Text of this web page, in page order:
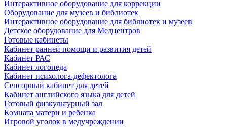
Интерактивное оборудование для коррекции
Оборудование для музеев и библиотек
Интерактивное оборудование для библиотек и музеев
Детское оборудование для Медцентров
Готовые кабинеты
Кабинет ранней помощи и развития детей
Кабинет РАС
Кабинет логопеда
Кабинет психолога-дефектолога
Сенсорный кабинет для детей
Кабинет английского языка для детей
Готовый физкультурный зал
Комната матери и ребенка
Игровой уголок в медучреждении